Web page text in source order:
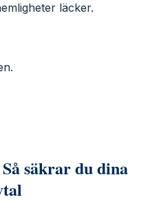
läcker.
säkrar du dina